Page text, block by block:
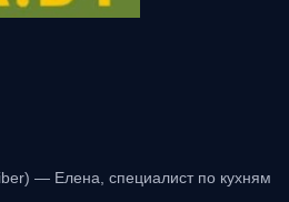
— Елена, специалист по кухням